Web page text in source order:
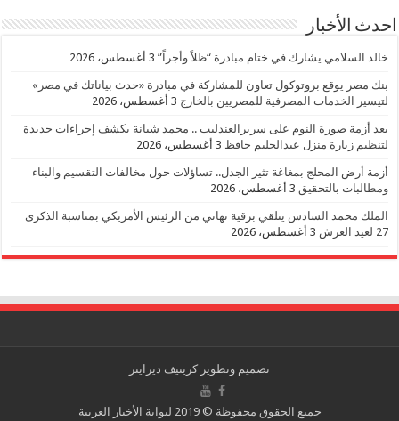
احدث الأخبار
خالد السلامي يشارك في ختام مبادرة “ظلاً وأجراً” 3 أغسطس، 2026
بنك مصر يوقع بروتوكول تعاون للمشاركة في مبادرة «حدث بياناتك في مصر»
لتيسير الخدمات المصرفية للمصريين بالخارج 3 أغسطس، 2026
بعد أزمة صورة النوم على سريرالعندليب .. محمد شبانة يكشف إجراءات جديدة
لتنظيم زيارة منزل عبدالحليم حافظ 3 أغسطس، 2026
أزمة أرض المحلج بمغاغة تثير الجدل.. تساؤلات حول مخالفات التقسيم والبناء
ومطالبات بالتحقيق 3 أغسطس، 2026
الملك محمد السادس يتلقي برقية تهاني من الرئيس الأمريكي بمناسبة الذكرى
27 لعيد العرش
3 أغسطس، 2026
تصميم وتطويركريتيف ديزاينز
جميع الحقوق محفوظة © 2019 لبوابة الأخبار العربية